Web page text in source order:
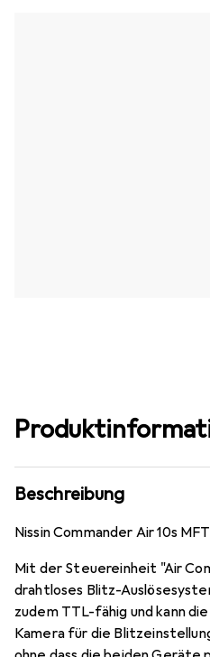
Beschreibung
Nissin Commander Air 10s MFT
Mit der Steuereinheit "Air
drahtloses Blitz-
zudem TTL-fähig und kann
Kamera für die